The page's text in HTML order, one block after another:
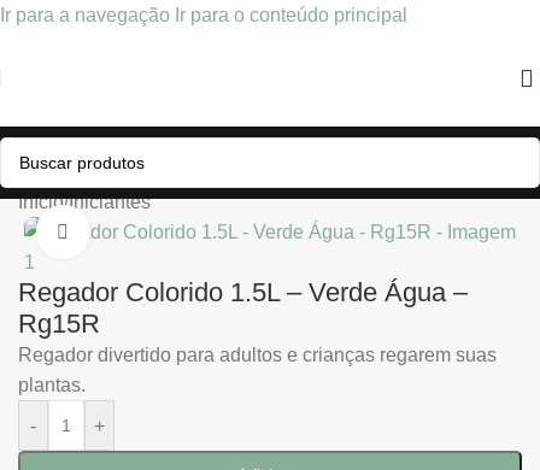
Ir para a navegação Ir para o conteúdo principal
Início/Iniciantes
Clique para ampliar
Regador Colorido 1.5L – Verde Água –
Rg15R
Regador divertido para adultos e crianças regarem suas
plantas.
-
+